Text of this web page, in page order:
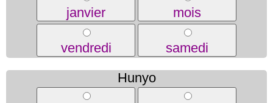
janvier mois
vendredi
samedi
Hunyo